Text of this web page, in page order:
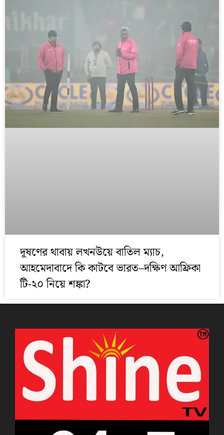
দূষণের থাবায় লখনউয়ে বাতিল ম্যাচ,
আহমেদাবাদে কি কাটবে ভারত–দক্ষিণ আফ্রিকা
টি-২০ নিয়ে শঙ্কা?